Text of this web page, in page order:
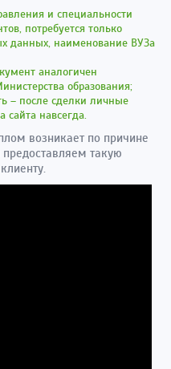
и специальности
потребуется только
данных, наименование ВУЗа
аналогичен
образования;
– после сделки личные
сайта навсегда.
возникает по причине
такую